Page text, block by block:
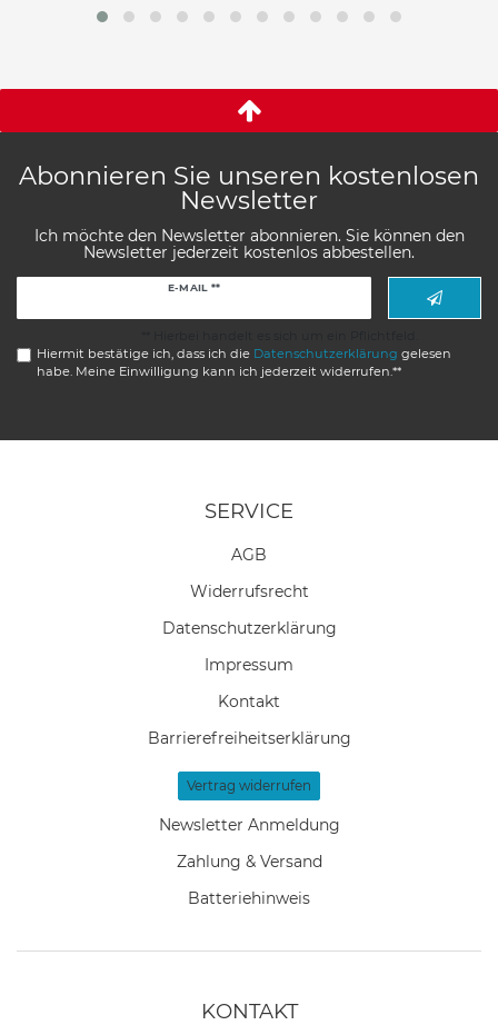
Abonnieren Sie unseren kostenlosen
Newsletter
Ich möchte den Newsletter abonnieren. Sie können den
Newsletter jederzeit kostenlos abbestellen.
E-MAIL **
Hiermit bestätige ich, dass ich die Daten­schutz­erklärung gelesen
habe. Meine Einwilligung kann ich jederzeit widerrufen.**
SERVICE
AGB
Widerrufs­recht
Daten­schutz­erklärung
Impressum
Kontakt
Barrierefreiheitserklärung
Vertrag widerrufen
Newsletter Anmeldung
Zahlung & Versand
Batteriehinweis
KONTAKT